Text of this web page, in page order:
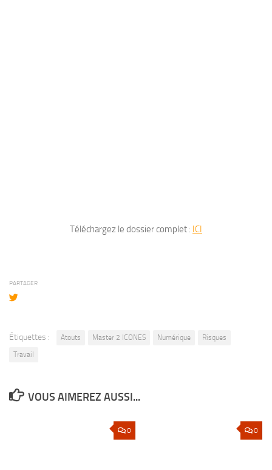
Téléchargez le dossier complet : ICI
PARTAGER
Étiquettes : Atouts Master 2 ICONES Numérique
Risques
Travail
VOUS AIMEREZ AUSSI...
0 0